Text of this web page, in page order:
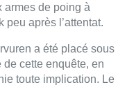
armes de poing à
après l’attentat.
a été placé sous
de cette enquête, en
toute implication. Le